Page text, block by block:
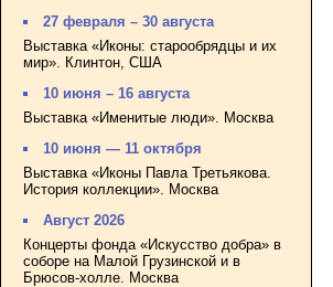
27 февраля – 30 августа
Выставка «Иконы: старообрядцы и их
мир». Клинтон, США
10 июня – 16 августа
Выставка «Именитые люди». Москва
10 июня — 11 октября
Выставка «Иконы Павла Третьякова.
История коллекции». Москва
Август 2026
Концерты фонда «Искусство добра» в
соборе на Малой Грузинской и в
Брюсов-холле. Москва